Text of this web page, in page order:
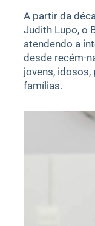
A partir da
Judith Lupo, o
atendendo a
desde recém-
jovens, idosos,
famílias.